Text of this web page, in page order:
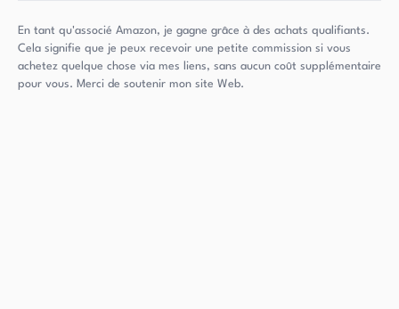
En tant qu'associé Amazon, je gagne grâce à des achats qualifiants.
Cela signifie que je peux recevoir une petite commission si vous
achetez quelque chose via mes liens, sans aucun coût supplémentaire
pour vous. Merci de soutenir mon site Web.